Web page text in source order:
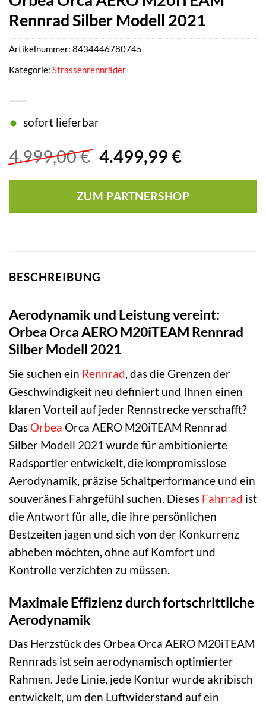
Rennrad Silber Modell 2021
4.999,00€ Ursprünglicher
war:
4.999,00 €
4.499,99 €Aktueller
ist:
4.499,99
sofort lieferbar
ZUM PARTNERSHOP
Artikelnummer: 8434446780745
Kategorie: Strassenrennräder
BESCHREIBUNG
Aerodynamik und Leistung vereint:
Orbea Orca AERO M20iTEAM Rennrad
Silber Modell 2021
Sie suchen ein Rennrad, das die Grenzen der
Geschwindigkeit neu definiert und Ihnen einen
klaren Vorteil auf jeder Rennstrecke verschafft?
Das Orbea Orca AERO M20iTEAM Rennrad
Silber Modell 2021 wurde für ambitionierte
Radsportler entwickelt, die kompromisslose
Aerodynamik, präzise Schaltperformance und ein
souveränes Fahrgefühl suchen. Dieses Fahrrad ist
die Antwort für alle, die ihre persönlichen
Bestzeiten jagen und sich von der Konkurrenz
abheben möchten, ohne auf Komfort und
Kontrolle verzichten zu müssen.
Maximale Effizienz durch fortschrittliche
Aerodynamik
Das Herzstück des Orbea Orca AERO M20iTEAM
Rennrads ist sein aerodynamisch optimierter
Rahmen. Jede Linie, jede Kontur wurde akribisch
entwickelt, um den Luftwiderstand auf ein